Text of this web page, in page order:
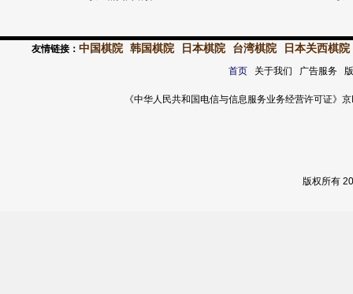
友情链接： 中国棋院 韩国棋院 日本棋院 台湾棋院 日本关西棋院
首页关于我们 广告服务
《中华人民共和国电信与信息服务业务经营许可证
版权所有